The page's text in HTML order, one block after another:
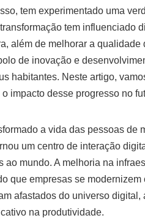
tem experimentado uma
tem influenciado
além de melhorar a qualidade
de inovação e
habitantes. Neste artigo,
impacto desse progresso no
a vida das pessoas de
um centro de interação
mundo. A melhoria na
que empresas se modernizem
afastados do universo digital,
na produtividade.